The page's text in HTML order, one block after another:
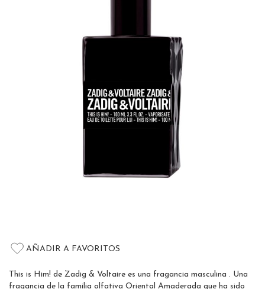
to
the
beginning
of
AÑADIR A FAVORITOS
This is Him! de Zadig & Voltaire es una fragancia masculina . Una
fragancia de la familia olfativa Oriental Amaderada que ha sido